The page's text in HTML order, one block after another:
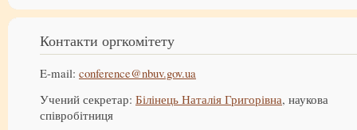
Контакти оргкомітету
E-mail: conference@nbuv.gov.ua
Учений секретар: Білінець Наталія Григорівна, наукова
співробітниця